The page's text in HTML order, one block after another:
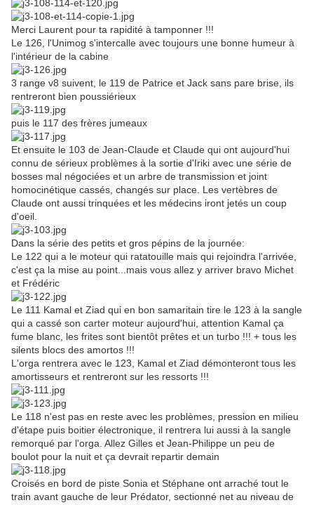
Merci Laurent pour ta rapidité à tamponner !!!
Le 126, l'Unimog s'intercalle avec toujours une bonne humeur à
l'intérieur de la cabine
3 range v8 suivent, le 119 de Patrice et Jack sans pare brise, ils
rentreront bien poussiérieux
puis le 117 des frères jumeaux
Et ensuite le 103 de Jean-Claude et Claude qui ont aujourd'hui
connu de sérieux problèmes à la sortie d'Iriki avec une série de
bosses mal négociées et un arbre de transmission et joint
homocinétique cassés, changés sur place. Les vertèbres de
Claude ont aussi trinquées et les médecins iront jetés un coup
d'oeil.
Dans la série des petits et gros pépins de la journée:
Le 122 qui a le moteur qui ratatouille mais qui rejoindra l'arrivée,
c'est ça la mise au point...mais vous allez y arriver bravo Michet
et Frédéric
Le 111 Kamal et Ziad qui en bon samaritain tire le 123 à la sangle
qui a cassé son carter moteur aujourd'hui, attention Kamal ça
fume blanc, les frites sont bientôt prêtes et un turbo !!! + tous les
silents blocs des amortos !!!
L'orga rentrera avec le 123, Kamal et Ziad démonteront tous les
amortisseurs et rentreront sur les ressorts !!!
Le 118 n'est pas en reste avec les problèmes, pression en milieu
d'étape puis boitier électronique, il rentrera lui aussi à la sangle
remorqué par l'orga. Allez Gilles et Jean-Philippe un peu de
boulot pour la nuit et ça devrait repartir demain
Croisés en bord de piste Sonia et Stéphane ont arraché tout le
train avant gauche de leur Prédator, sectionné net au niveau de